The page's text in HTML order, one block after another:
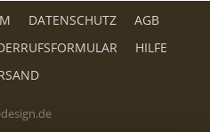
DATENSCHUTZ
AGB
HILFE